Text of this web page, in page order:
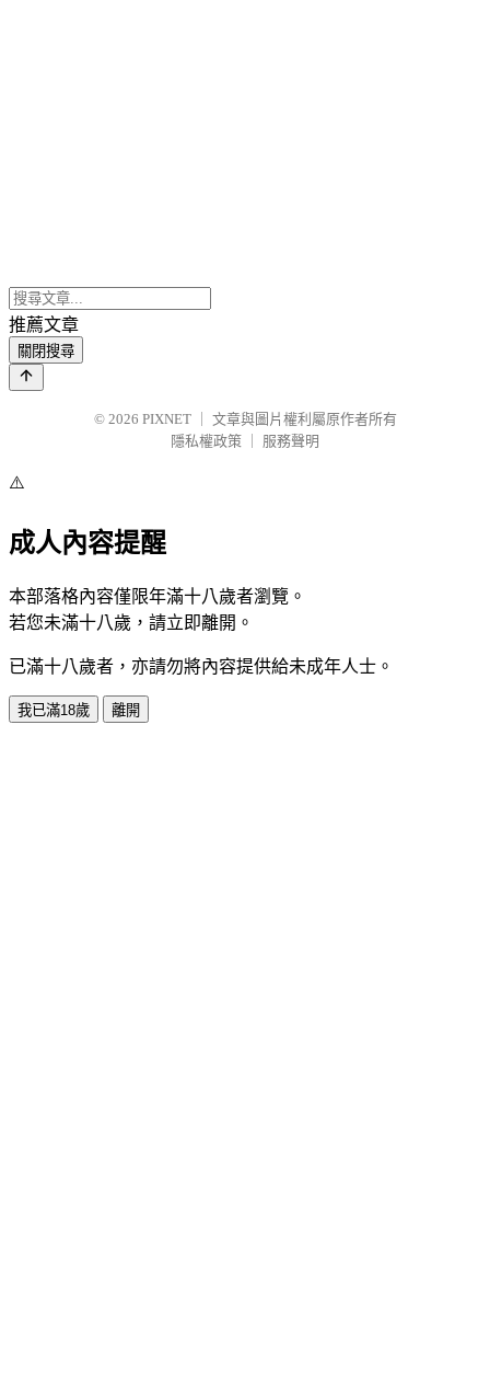
推薦文章
關閉搜尋
© 2026 PIXNET
文章與圖片權利屬原作者所有
隱私權政策
服務聲明
⚠️
成人內容提醒
本部落格內容僅限年滿十八歲者瀏覽。
若您未滿十八歲，請立即離開。
已滿十八歲者，亦請勿將內容提供給未成年人士。
我已滿18歲 離開